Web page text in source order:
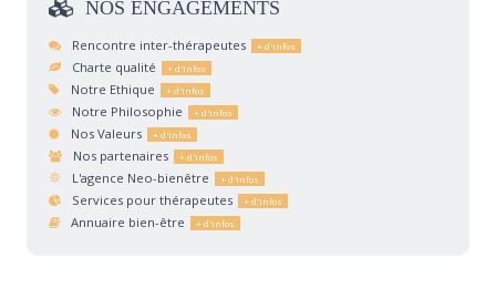
NOS ENGAGEMENTS
Rencontre inter-thérapeutes
Charte qualité
Notre Ethique
Notre Philosophie
Nos Valeurs
Nos partenaires
L'agence Neo-bienêtre
Services pour thérapeutes
Annuaire bien-être